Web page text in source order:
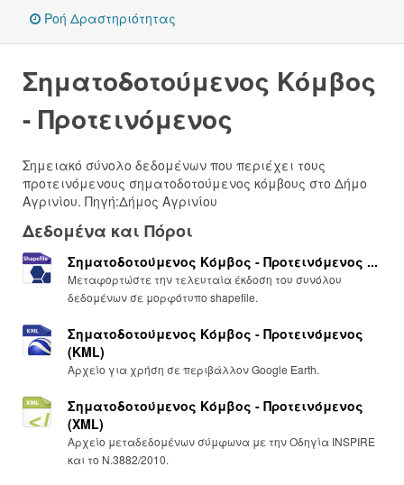
Ροή Δραστηριότητας
Σηματοδοτούμενος Κόμβος
- Προτεινόμενος
Σημειακό σύνολο δεδομένων που περιέχει τους
προτεινόμενους σηματοδοτούμενος κόμβους στο Δήμo
Αγρινίου. Πηγή:Δήμος Αγρινίου
Δεδομένα και Πόροι
Σηματοδοτούμενος Κόμβος - Προτεινόμενος ...
Μεταφορτώστε την τελευταία έκδοση του συνόλου
δεδομένων σε μορφότυπο shapefile.
Σηματοδοτούμενος Κόμβος - Προτεινόμενος
(KML)
Αρχείο για χρήση σε περιβάλλον Google Earth.
Σηματοδοτούμενος Κόμβος - Προτεινόμενος
(XML)
Αρχείο μεταδεδομένων σύμφωνα με την Οδηγία INSPIRE
και το Ν.3882/2010.